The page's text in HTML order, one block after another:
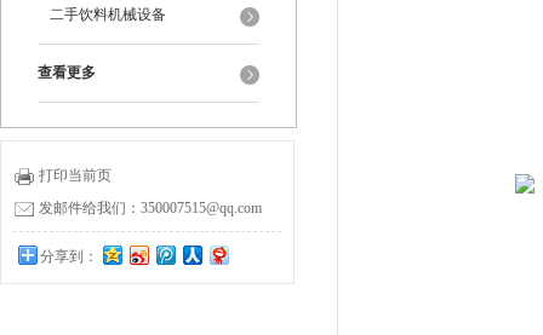
二手饮料机械设备
查看更多
打印当前页
发邮件给我们：350007515@qq.com
分享到：